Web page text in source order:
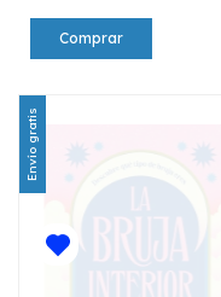
Envío gratis